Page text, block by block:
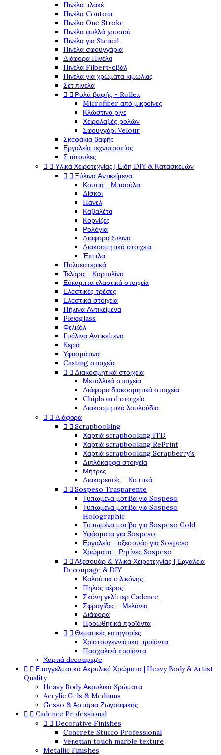
Πινέλα πλακέ
Πινέλα Contour
Πινέλα One Stroke
Πινέλα φυλλά χρυσού
Πινέλα για Stencil
Πινέλα σφουγγάρια
Διάφορα Πινέλα
Πινέλα Filbert-οβάλ
Πινέλα για χρώματα κιμωλίας
Σετ πινέλα
  Ρολά βαφής - Rollex
Microfiber από μικροίνες
Κλώστινο ριγέ
Χειρολαβές ρολών
Σφουγγάρι Velour
Σκαφάκια βαφής
Εργαλεία τεχνοτροπίας
Σπάτουλες
  Υλικά Χειροτεχνίας | Είδη DIY & Κατασκευών
  Ξύλινα Αντικείμενα
Κουτιά - Μπαούλα
Δίσκοι
Πάνελ
Καβαλέτα
Κορνίζες
Ρολόγια
Διάφορα ξύλινα
Διακοσμητικά στοιχεία
Έπιπλα
Πολυεστερικά
Τελάρα - Καρτολίνα
Εύκαμπτα ελαστικά στοιχεία
Ελαστικές τρέσες
Ελαστικά στοιχεία
Πήλινα Αντικείμενα
Plexiglass
Φελιζόλ
Γυάλινα Αντικείμενα
Κεριά
Υφασμάτινα
Casting στοιχεία
  Διακοσμητικά στοιχεία
Μεταλλικά στοιχεία
Διάφορα διακοσμητικά στοιχεία
Chipboard στοιχεία
Διακοσμητικά λουλούδια
  Διάφορα
  Scrapbooking
Χαρτιά scrapbooking ITD
Χαρτιά scrapbooking RePrint
Χαρτιά scrapbooking Scrapberry's
Διπλόκαρφα στοιχεία
Μήτρες
Διακορευτές - Κοπτικά
  Sospeso Trasparente
Τυπωμένα μοτίβα για Sospeso
Τυπωμένα μοτίβα για Sospeso
Holographic
Τυπωμένα μοτίβα για Sospeso Gold
Υφάσματα για Sospeso
Εργαλεία - αξεσουάρ για Sospeso
Χρώματα - Ρητίνες Sospeso
  Αξεσουάρ & Υλικά Χειροτεχνίας | Εργαλεία
Decoupage & DIY
Καλούπια σιλικόνης
Πηλός αέρος
Σκόνη γκλίττερ Cadence
Σφραγίδες - Μελάνια
Διάφορα
Προωθητικά προϊόντα
  Θεματικές κατηγορίες
Χριστουγεννιάτικα προϊόντα
Πασχαλινά προϊόντα
Χαρτιά decoupage
  Επαγγελματικά Ακρυλικά Χρώματα | Heavy Body & Artist
Quality
Heavy Body Ακρυλικά Χρώματα
Acrylic Gels & Mediums
Gesso & Αστάρια Ζωγραφικής
  Cadence Professional
  Decorative Finishes
Concrete Stucco Professional
Venetian touch marble texture
Metallic Finishes